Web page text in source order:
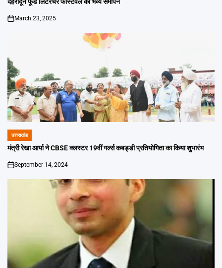
on
March 23, 2025
POSTED
IN
उत्तराखंड
मंत्री रेखा आर्या ने CBSE क्लस्टर 19वीं गर्ल्स कबड्डी प्रतियोगिता का किया शुभारंभ
on
September 14, 2024